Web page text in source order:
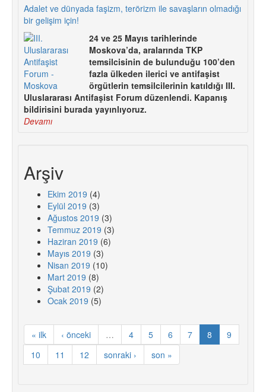
Adalet ve dünyada faşizm, terörizm ile savaşların olmadığı
bir gelişim için!
24 ve 25 Mayıs tarihlerinde
Moskova’da, aralarında TKP
temsilcisinin de bulunduğu 100’den
fazla ülkeden ilerici ve antifaşist
örgütlerin temsilcilerinin katıldığı III.
Uluslararası Antifaşist Forum düzenlendi. Kapanış
bildirisini burada yayınlıyoruz.
Devamı
Arşiv
Ekim 2019 (4)
Eylül 2019 (3)
Ağustos 2019 (3)
Temmuz 2019 (3)
Haziran 2019 (6)
Mayıs 2019 (3)
Nisan 2019 (10)
Mart 2019 (8)
Şubat 2019 (2)
Ocak 2019 (5)
« ilk ‹ önceki … 4 5 6 7 8
9
10
11 12 sonraki › son »